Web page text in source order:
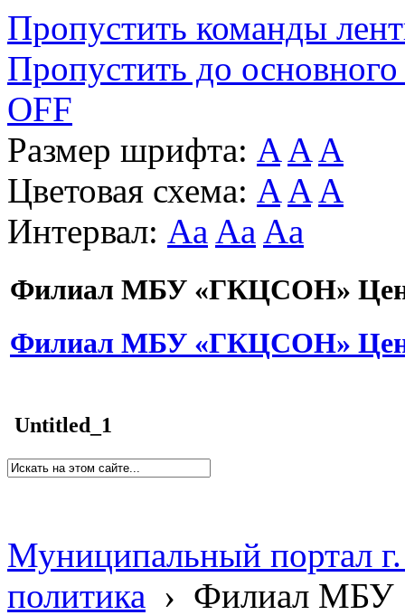
Пропустить команды
Пропустить до основного
OFF
Размер шрифта: A A A
Цветовая схема: A A A
Интервал: Aa Aa Aa
Филиал МБУ «ГКЦСОН»
Филиал МБУ «ГКЦСОН»
Untitled_1
Муниципальный портал
политика › Филиал МБУ